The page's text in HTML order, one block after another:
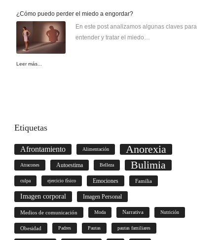
¿Cómo puedo perder el miedo a engordar?
En este post analizamos algunas claves para
entender y tratar el miedo…
Leer más...
Etiquetas
Afrontamiento Alimentación Anorexia
Atracones Autoestima Belleza Bulimia
culpa ejercicio físico Emociones Familia
Imagen corporal Imagen Personal
Medios de comunicación Moda Narrativa Nutrición
Obesidad Padres Pautas pautas familiares